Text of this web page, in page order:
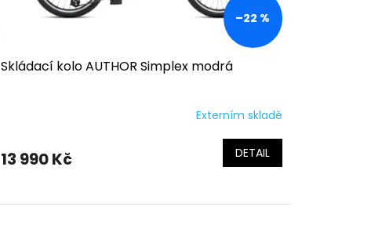
–22 %
Skládací kolo AUTHOR Simplex modrá
Externím skladě
13 990 Kč DETAIL